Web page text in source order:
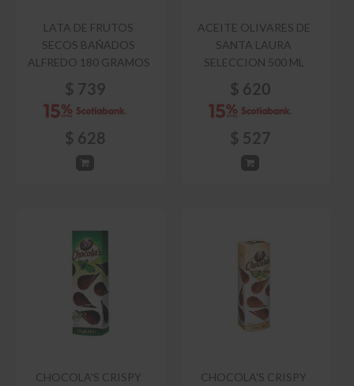
LATA DE FRUTOS
SECOS BAÑADOS
ALFREDO 180 GRAMOS
$ 739
$ 628
ACEITE OLIVARES DE
SANTA LAURA
SELECCION 500 ML
$ 620
$ 527
CHOCOLA'S CRISPY
CHOCOLA'S CRISPY